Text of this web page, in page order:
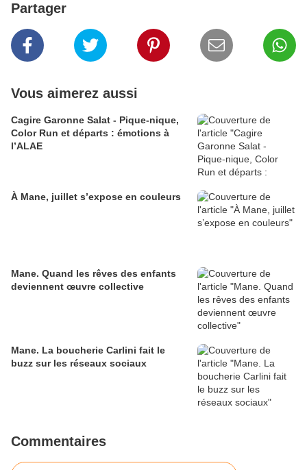
Partager
Vous aimerez aussi
Cagire Garonne Salat - Pique-nique,
Color Run et départs : émotions à
l’ALAE
À Mane, juillet s’expose en couleurs
Mane. Quand les rêves des enfants
deviennent œuvre collective
Mane. La boucherie Carlini fait le
buzz sur les réseaux sociaux
Commentaires